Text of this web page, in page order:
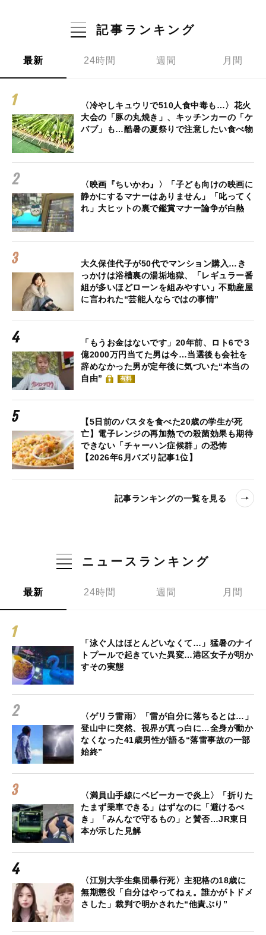
記事ランキング
最新 24時間 週間 月間
〈冷やしキュウリで510人食中毒も…〉花火
大会の「豚の丸焼き」、キッチンカーの「ケ
バブ」も…酷暑の夏祭りで注意したい食べ物
〈映画『ちいかわ』〉「子ども向けの映画に
静かにするマナーはありません」「叱ってく
れ」大ヒットの裏で鑑賞マナー論争が白熱
大久保佳代子が50代でマンション購入…き
っかけは浴槽裏の湯垢地獄、「レギュラー番
組が多いほどローンを組みやすい」不動産屋
に言われた“芸能人ならではの事情”
「もうお金はないです」20年前、ロト6で３
億2000万円当てた男は今…当選後も会社を
辞めなかった男が定年後に気づいた“本当の
自由”
有料
【5日前のパスタを食べた20歳の学生が死
亡】電子レンジの再加熱での殺菌効果も期待
できない「チャーハン症候群」の恐怖
【2026年6月バズり記事1位】
記事ランキングの一覧を見る
ニュースランキング
最新 24時間 週間 月間
「泳ぐ人はほとんどいなくて…」猛暑のナイ
トプールで起きていた異変…港区女子が明か
すその実態
〈ゲリラ雷雨〉「雷が自分に落ちるとは…」
登山中に突然、視界が真っ白に…全身が動か
なくなった41歳男性が語る“落雷事故の一部
始終”
〈満員山手線にベビーカーで炎上〉「折りた
たまず乗車できる」はずなのに「避けるべ
き」「みんなで守るもの」と賛否…JR東日
本が示した見解
〈江別大学生集団暴行死〉主犯格の18歳に
無期懲役「自分はやってねぇ。誰かがトドメ
さした」裁判で明かされた“他責ぶり”